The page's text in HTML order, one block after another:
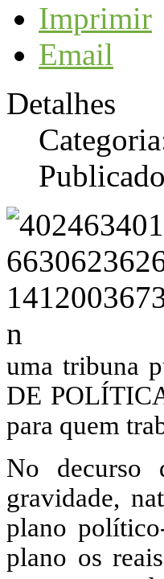
Imprimir
Email
Detalhes
uma tribuna
DE
para quem
No decurso
gravidade,
plano
plano os